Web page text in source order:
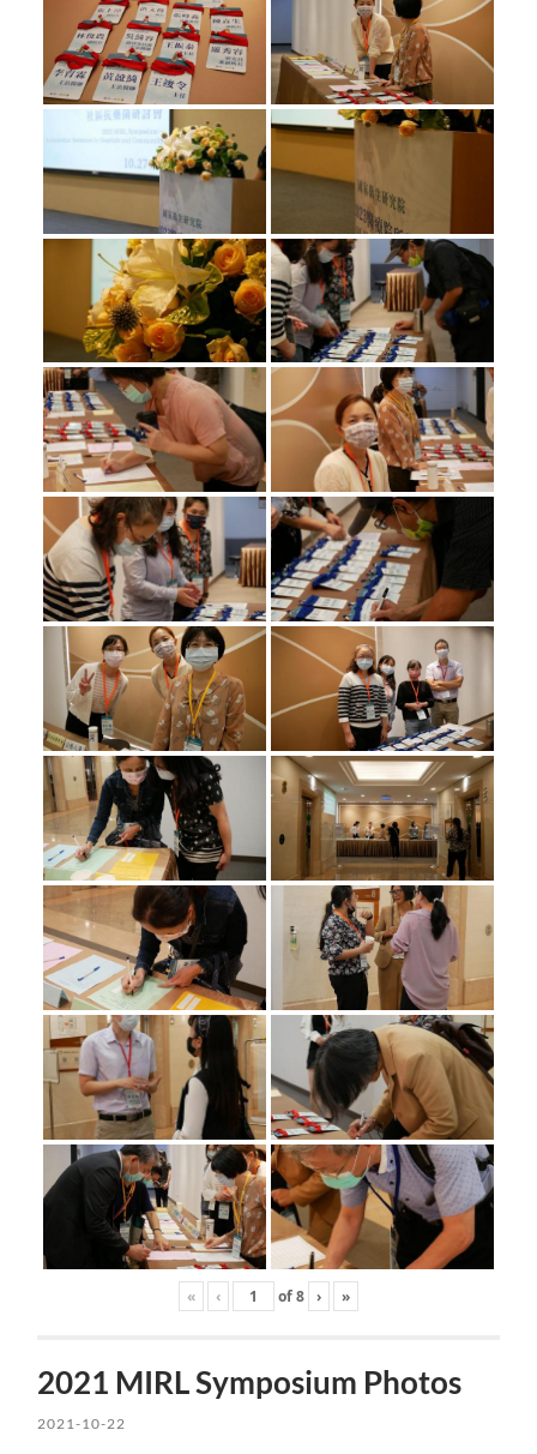
« ‹ of8 › »
2021 MIRL Symposium Photos
2021-10-22